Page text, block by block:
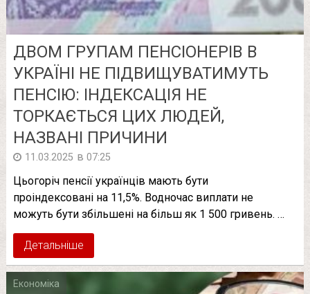
ДВОМ ГРУПАМ ПЕНСІОНЕРІВ В
УКРАЇНІ НЕ ПІДВИЩУВАТИМУТЬ
ПЕНСІЮ: ІНДЕКСАЦІЯ НЕ
ТОРКАЄТЬСЯ ЦИХ ЛЮДЕЙ,
НАЗВАНІ ПРИЧИНИ
11.03.2025 в 07:25
Цьогоріч пенсії українців мають бути
проіндексовані на 11,5%. Водночас виплати не
можуть бути збільшені на більш як 1 500 гривень. …
Детальніше
Економіка